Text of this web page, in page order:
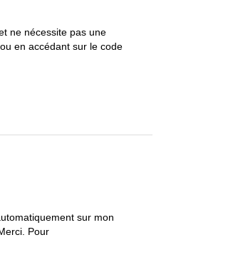
ne nécessite pas une
en accédant sur le code
sur mon
Pour